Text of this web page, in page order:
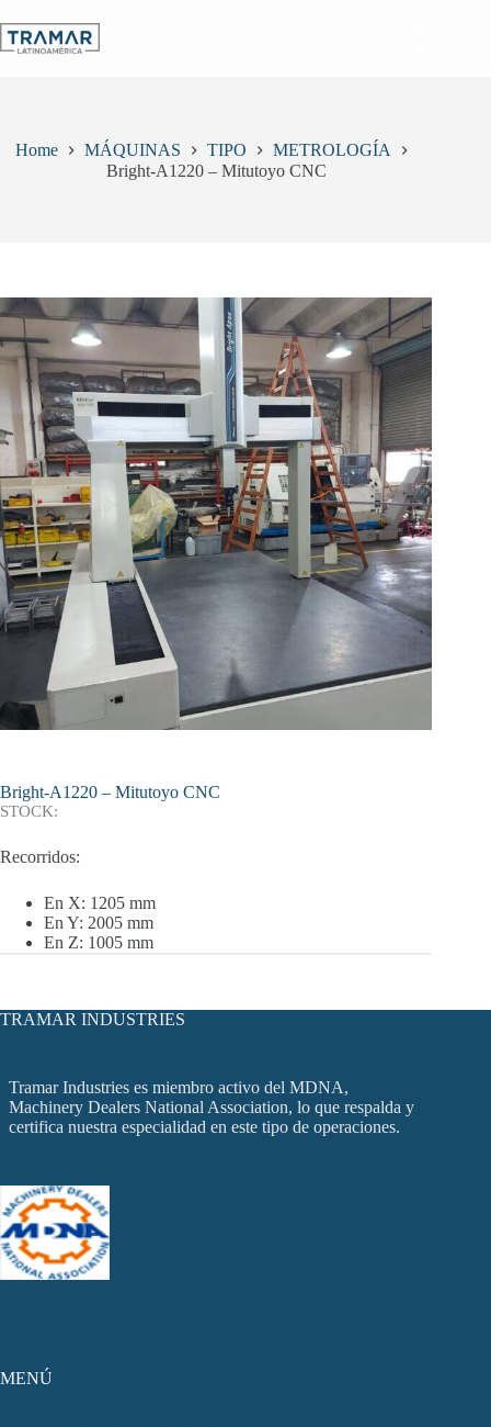
to
content
Home MÁQUINAS TIPO
METROLOGÍA
Bright-A1220 – Mitutoyo CNC
Bright-A1220 – Mitutoyo CNC
STOCK:
Recorridos:
En X: 1205 mm
En Y: 2005 mm
En Z: 1005 mm
TRAMAR INDUSTRIES
Tramar Industries es miembro activo del MDNA,
Machinery Dealers National Association, lo que respalda y
certifica nuestra especialidad en este tipo de operaciones.
MENÚ